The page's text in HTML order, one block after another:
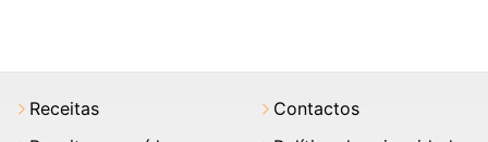
Receitas
Contactos